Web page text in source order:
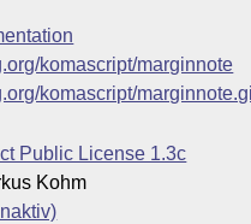
komascript/marginnote
komascript/
Public License 1.3c
Kohm